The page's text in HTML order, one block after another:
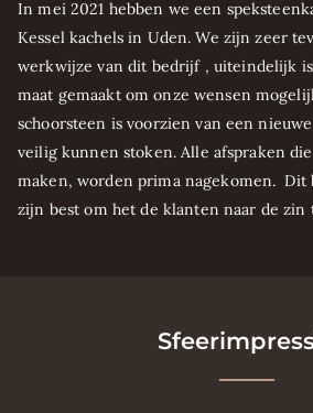
In mei 2021 hebben we een
Kessel kachels in Uden. We zijn zeer
werkwijze van dit bedrijf , uiteindelijk
maat gemaakt om onze wensen
schoorsteen is voorzien van een
veilig kunnen stoken. Alle afspraken
maken, worden prima nagekomen.
zijn best om het de klanten naar de zin